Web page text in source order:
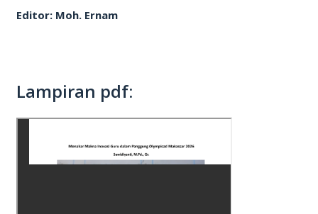
Editor: Moh. Ernam
Lampiran pdf: